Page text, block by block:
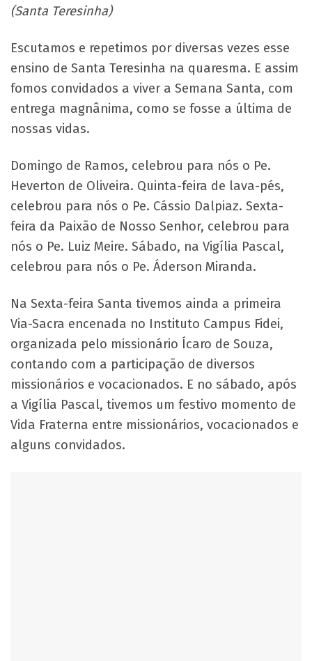
(Santa Teresinha)
Escutamos e repetimos por diversas vezes esse
ensino de Santa Teresinha na quaresma. E assim
fomos convidados a viver a Semana Santa, com
entrega magnânima, como se fosse a última de
nossas vidas.
Domingo de Ramos, celebrou para nós o Pe.
Heverton de Oliveira. Quinta-feira de lava-pés,
celebrou para nós o Pe. Cássio Dalpiaz. Sexta-
feira da Paixão de Nosso Senhor, celebrou para
nós o Pe. Luiz Meire. Sábado, na Vigília Pascal,
celebrou para nós o Pe. Áderson Miranda.
Na Sexta-feira Santa tivemos ainda a primeira
Via-Sacra encenada no Instituto Campus Fidei,
organizada pelo missionário Ícaro de Souza,
contando com a participação de diversos
missionários e vocacionados. E no sábado, após
a Vigília Pascal, tivemos um festivo momento de
Vida Fraterna entre missionários, vocacionados e
alguns convidados.